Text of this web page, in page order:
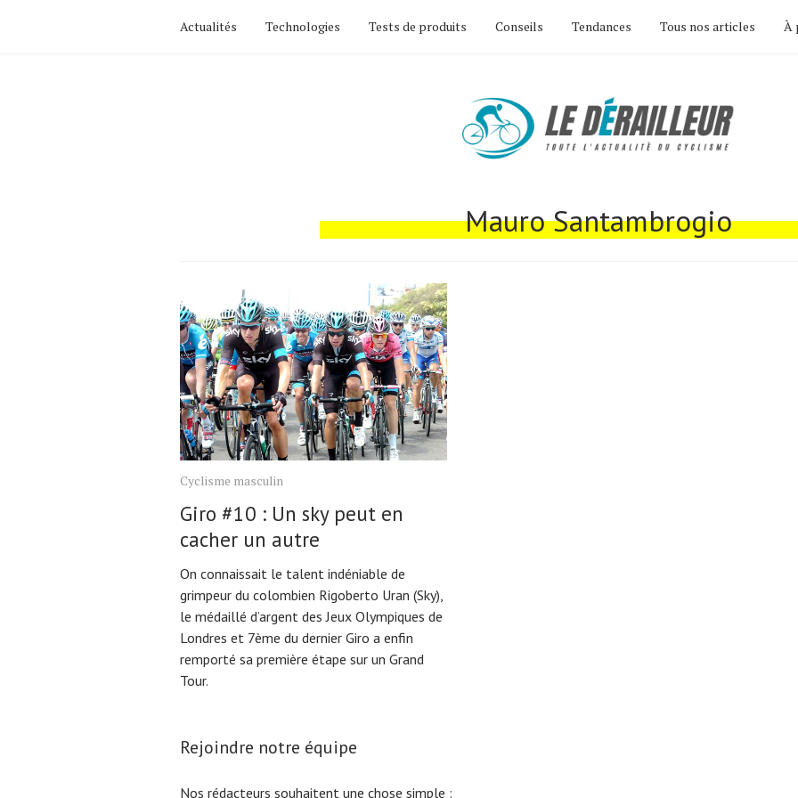
Actualités Technologies Tests de produits Conseils Tendances Tous nos articles À
Mauro Santambrogio
Cyclisme masculin
Giro #10 : Un sky peut en
cacher un autre
On connaissait le talent indéniable de
grimpeur du colombien Rigoberto Uran (Sky),
le médaillé d’argent des Jeux Olympiques de
Londres et 7ème du dernier Giro a enfin
remporté sa première étape sur un Grand
Tour.
Rejoindre notre équipe
Nos rédacteurs souhaitent une chose simple :